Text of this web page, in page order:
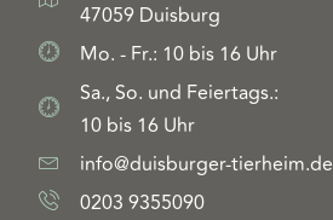
47059 Duisburg
Mo. - Fr.: 10 bis 16 Uhr
Sa., So. und Feiertags.:
10 bis 16 Uhr
info@duisburger-tierheim.de
0203 9355090